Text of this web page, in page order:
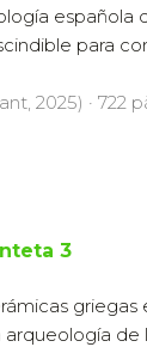
española
para
2025) · 722
3
arqueología de